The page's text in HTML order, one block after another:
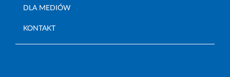
DLA MEDIÓW
KONTAKT